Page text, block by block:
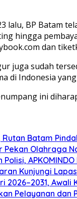
lalu, BP Batam
hingga
dan
juga sudah
di Indonesia
ini
Batam
Pekan Olahraga
Polisi,
Kunjungi
2026–2031,
Pelayanan dan